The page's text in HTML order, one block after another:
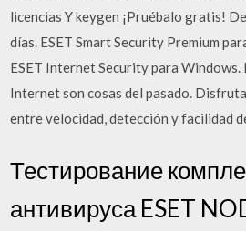
licencias Y keygen ¡Pruébalo gratis!
días. ESET Smart Security Premium
ESET Internet Security para Windows.
Internet son cosas del pasado.
entre velocidad, detección y facilidad
Тестирование
антивируса ESET